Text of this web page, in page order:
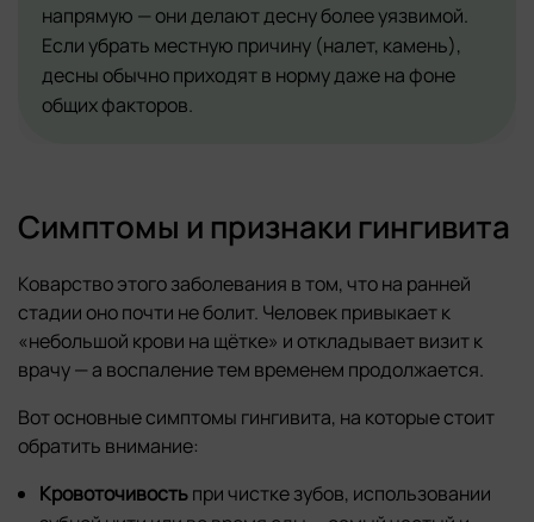
напрямую — они делают десну более уязвимой.
Если убрать местную причину (налет, камень),
десны обычно приходят в норму даже на фоне
общих факторов.
Симптомы и признаки гингивита
Коварство этого заболевания в том, что на ранней
стадии оно почти не болит. Человек привыкает к
«небольшой крови на щётке» и откладывает визит к
врачу — а воспаление тем временем продолжается.
Вот основные симптомы гингивита, на которые стоит
обратить внимание:
Кровоточивостьпри чистке зубов, использовании